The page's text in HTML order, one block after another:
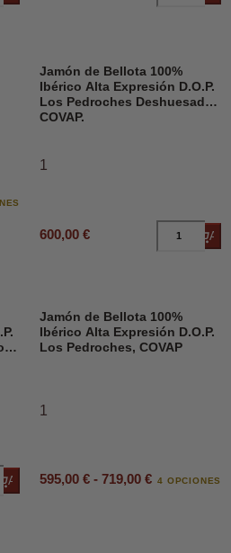
Jamón de Bellota 100%
Ibérico Alta Expresión D.O.P.
Los Pedroches Deshuesado,
COVAP.
1
600,00 €
Añadir al carrito
Jamón de Bellota 100%
Ibérico Alta Expresión D.O.P.
Los Pedroches, COVAP
1
595,00 € - 719,00 € 4 OPCIONES